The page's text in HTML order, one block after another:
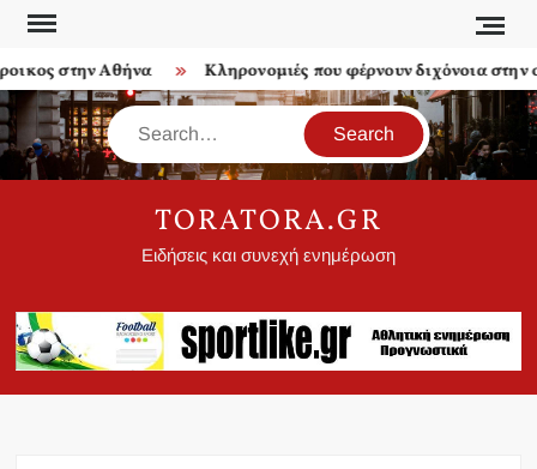
Skip
contentστην Αθήνα Κληρονομιές που φέρνουν διχόνοια στην
Search
TORATORA.GR
Ειδήσεις και συνεχή ενημέρωση